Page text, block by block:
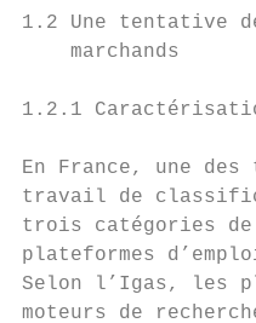
1.2 Une tentative
    marchands
1.2.1
En France, une
travail de
trois catégories
plateformes
Selon l’Igas, les
moteurs de